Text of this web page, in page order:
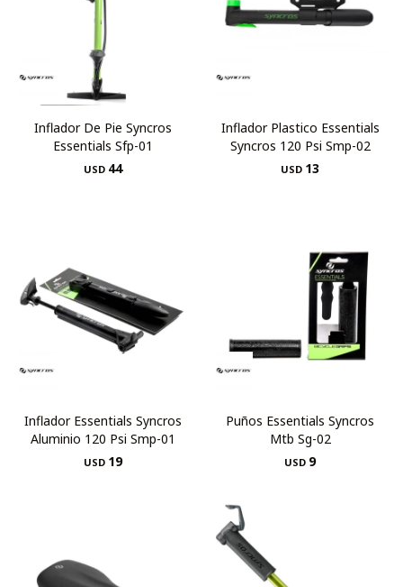
Inflador De Pie Syncros
Essentials Sfp-01
USD 44
Inflador Plastico Essentials
Syncros 120 Psi Smp-02
USD 13
Inflador Essentials Syncros
Aluminio 120 Psi Smp-01
USD 19
Puños Essentials Syncros
Mtb Sg-02
USD 9